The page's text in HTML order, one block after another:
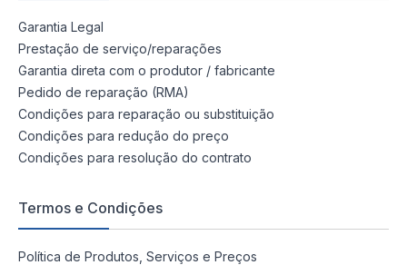
Garantia Legal
Prestação de serviço/reparações
Garantia direta com o produtor / fabricante
Pedido de reparação (RMA)
Condições para reparação ou substituição
Condições para redução do preço
Condições para resolução do contrato
Termos e Condições
Política de Produtos, Serviços e Preços